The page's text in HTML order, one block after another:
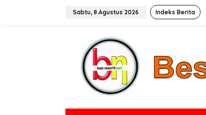
Sabtu, 8 Agustus 2026 Indeks Berita